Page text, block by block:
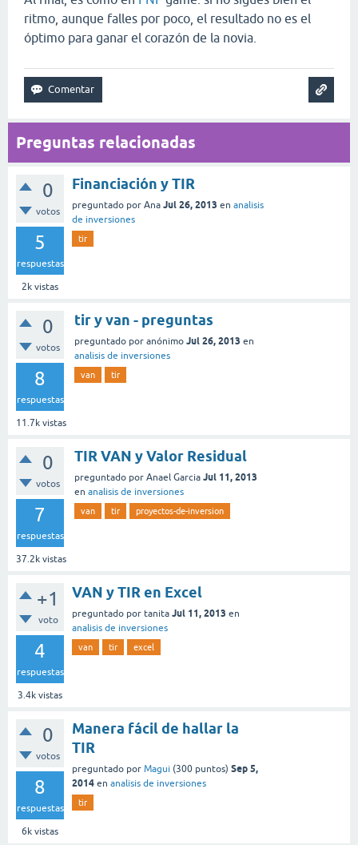
ritmo, aunque falles por poco, el resultado no es el
óptimo para ganar el corazón de la novia.
Preguntas relacionadas
0
votos
5
respuestas
2k vistas
Financiación y TIR
preguntado por Ana Jul 26, 2013 en analisis
de inversiones
tir
0
votos
8
respuestas
11.7k vistas
tir y van - preguntas
preguntado por anónimo Jul 26, 2013 en
analisis de inversiones
van tir
0
votos
7
respuestas
37.2k vistas
TIR VAN y Valor Residual
preguntado por Anael Garcia Jul 11, 2013
en analisis de inversiones
van tir proyectos-de-inversion
+1
voto
4
respuestas
3.4k vistas
VAN y TIR en Excel
preguntado por tanita Jul 11, 2013 en
analisis de inversiones
van tir excel
0
votos
8
respuestas
6k vistas
Manera fácil de hallar la
TIR
preguntado por Magui (300 puntos) Sep 5,
2014 en analisis de inversiones
tir